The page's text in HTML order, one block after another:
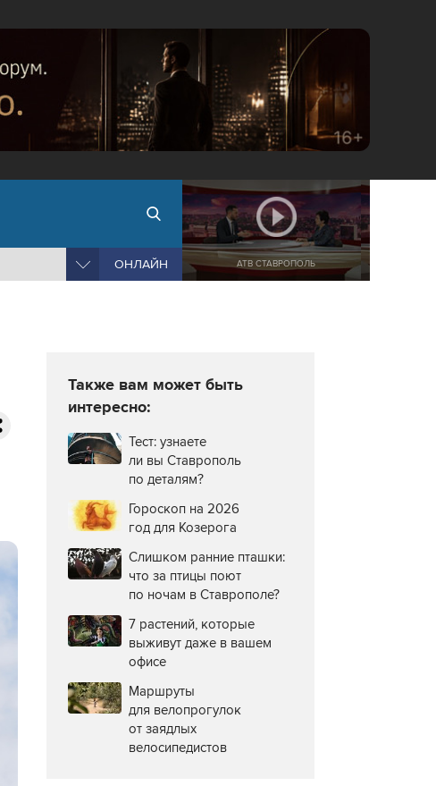
ОНЛАЙН АТВ СТАВРОПОЛЬ
Также вам может быть
интересно:
Тест: узнаете
ли вы Ставрополь
по деталям?
Гороскоп на 2026
год для Козерога
Слишком ранние пташки:
что за птицы поют
по ночам в Ставрополе?
7 растений, которые
выживут даже в вашем
офисе
Маршруты
для велопрогулок
от заядлых
велосипедистов